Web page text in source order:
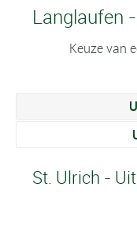
Langlaufen
Keuze van
St. Ulrich -